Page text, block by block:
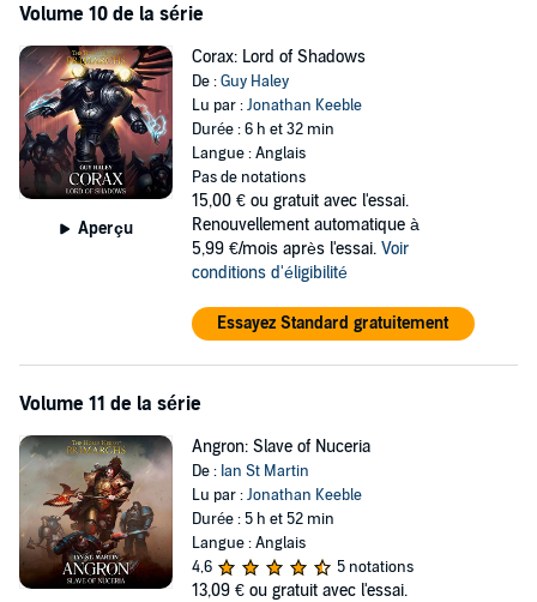
Volume 10 de la série
Aperçu
Corax: Lord of Shadows
De :Guy Haley
Lu par :Jonathan Keeble
Durée : 6 h et 32 min
Langue : Anglais
Pas de notations
15,00 € ou gratuit avec l'essai.
Renouvellement automatique à
5,99 €/mois après l'essai. Voir
conditions d'éligibilité
Essayez Standard gratuitement
Volume 11 de la série
Angron: Slave of Nuceria
De : Ian St Martin
Lu par :Jonathan Keeble
Durée : 5 h et 52 min
Langue : Anglais
4,6
5 notations
13,09 € ou gratuit avec l'essai.